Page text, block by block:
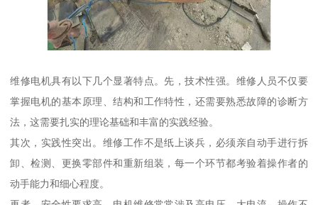
维修电机具有以下几个显著特点。先，技术性强。维修人员不仅要
掌握电机的基本原理、结构和工作特性，还需要熟悉故障的诊断方
法，这需要扎实的理论基础和丰富的实践经验。
其次，实践性突出。维修工作不是纸上谈兵，必须亲自动手进行拆
卸、检测、更换零部件和重新组装，每一个环节都考验着操作者的
动手能力和细心程度。